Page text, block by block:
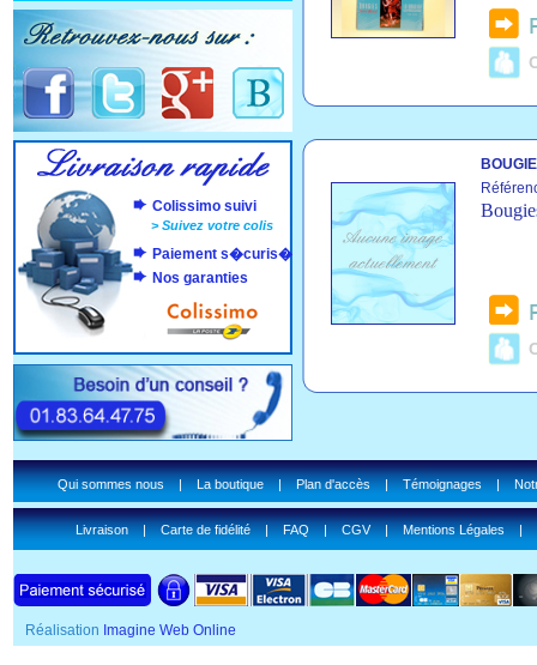
Colissimo suivi
>Suivez votre colis
Paiement s�curis�
Nos garanties
Qui sommes nous|La boutique|Plan d'accès|Témoignages|
Livraison|Carte de fidélité|FAQ|CGV|Mentions Légales|
Réalisation Imagine Web Online